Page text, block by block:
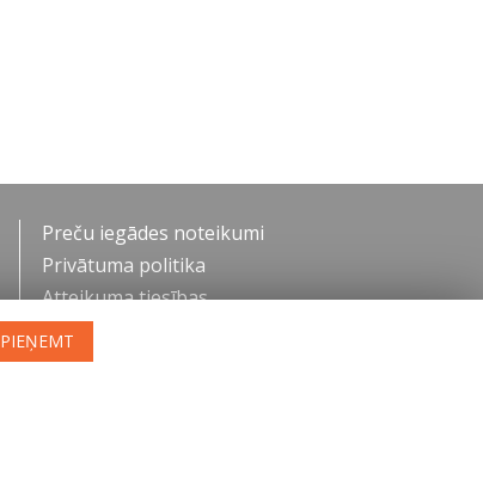
Preču iegādes noteikumi
Privātuma politika
Atteikuma tiesības
PIEŅEMT